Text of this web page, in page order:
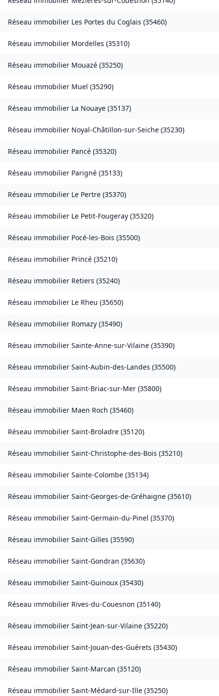
Réseau immobilier Les Portes du Coglais (35460)
Réseau immobilier Mordelles (35310)
Réseau immobilier Mouazé (35250)
Réseau immobilier Muel (35290)
Réseau immobilier La Nouaye (35137)
Réseau immobilier Noyal-Châtillon-sur-Seiche (35230)
Réseau immobilier Pancé (35320)
Réseau immobilier Parigné (35133)
Réseau immobilier Le Pertre (35370)
Réseau immobilier Le Petit-Fougeray (35320)
Réseau immobilier Pocé-les-Bois (35500)
Réseau immobilier Princé (35210)
Réseau immobilier Retiers (35240)
Réseau immobilier Le Rheu (35650)
Réseau immobilier Romazy (35490)
Réseau immobilier Sainte-Anne-sur-Vilaine (35390)
Réseau immobilier Saint-Aubin-des-Landes (35500)
Réseau immobilier Saint-Briac-sur-Mer (35800)
Réseau immobilier Maen Roch (35460)
Réseau immobilier Saint-Broladre (35120)
Réseau immobilier Saint-Christophe-des-Bois (35210)
Réseau immobilier Sainte-Colombe (35134)
Réseau immobilier Saint-Georges-de-Gréhaigne (35610)
Réseau immobilier Saint-Germain-du-Pinel (35370)
Réseau immobilier Saint-Gilles (35590)
Réseau immobilier Saint-Gondran (35630)
Réseau immobilier Saint-Guinoux (35430)
Réseau immobilier Rives-du-Couesnon (35140)
Réseau immobilier Saint-Jean-sur-Vilaine (35220)
Réseau immobilier Saint-Jouan-des-Guérets (35430)
Réseau immobilier Saint-Marcan (35120)
Réseau immobilier Saint-Médard-sur-Ille (35250)